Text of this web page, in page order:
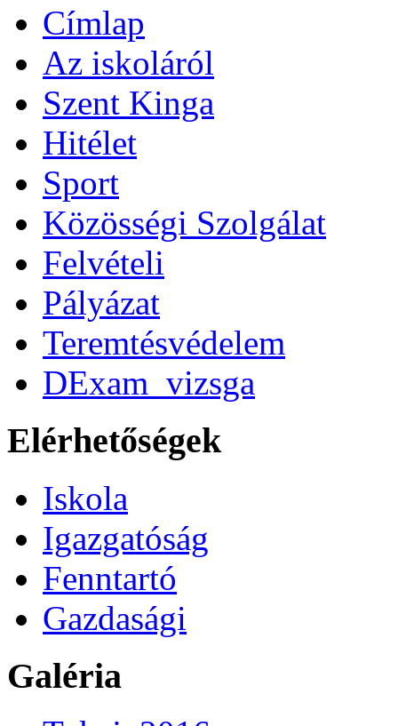
Címlap
Az iskoláról
Szent Kinga
Hitélet
Sport
Közösségi Szolgálat
Felvételi
Pályázat
Teremtésvédelem
DExam_vizsga
Elérhetőségek
Iskola
Igazgatóság
Fenntartó
Gazdasági
Galéria